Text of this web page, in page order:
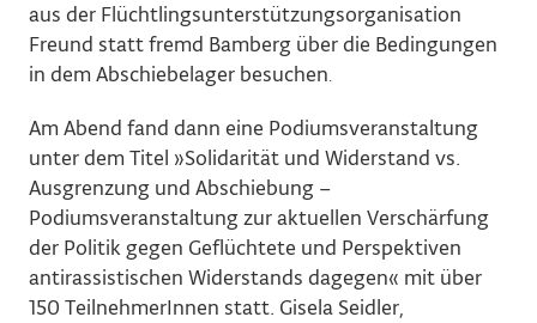
aus der Flüchtlingsunterstützungsorganisation
Freund statt fremd Bamberg über die Bedingungen
in dem Abschiebelager besuchen.
Am Abend fand dann eine Podiumsveranstaltung
unter dem Titel »Solidarität und Widerstand vs.
Ausgrenzung und Abschiebung –
Podiumsveranstaltung zur aktuellen Verschärfung
der Politik gegen Geflüchtete und Perspektiven
antirassistischen Widerstands dagegen« mit über
150 TeilnehmerInnen statt. Gisela Seidler,